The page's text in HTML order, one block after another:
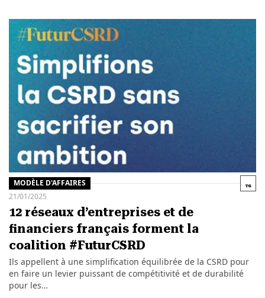
MODÈLE D'AFFAIRES
21/01/2025
12 réseaux d’entreprises et de
financiers français forment la
coalition #FuturCSRD
Ils appellent à une simplification équilibrée de la CSRD pour
en faire un levier puissant de compétitivité et de durabilité
pour les…